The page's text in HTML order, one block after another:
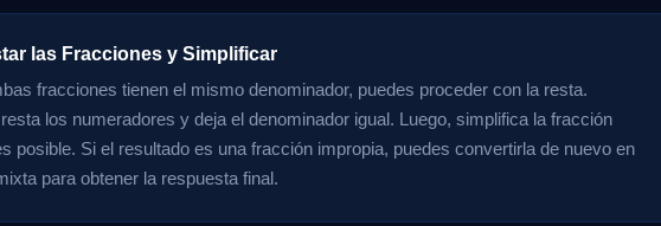
las Fracciones y Simplificar
fracciones tienen el mismo denominador, puedes proceder con la resta.
los numeradores y deja el denominador igual. Luego, simplifica la fracción
posible. Si el resultado es una fracción impropia, puedes convertirla de nuevo en
para obtener la respuesta final.